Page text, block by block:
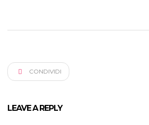
CONDIVIDI
LEAVE A REPLY